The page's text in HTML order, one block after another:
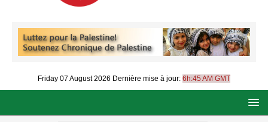
Friday 07 August 2026 Dernière mise à jour: 6h:45 AM GMT